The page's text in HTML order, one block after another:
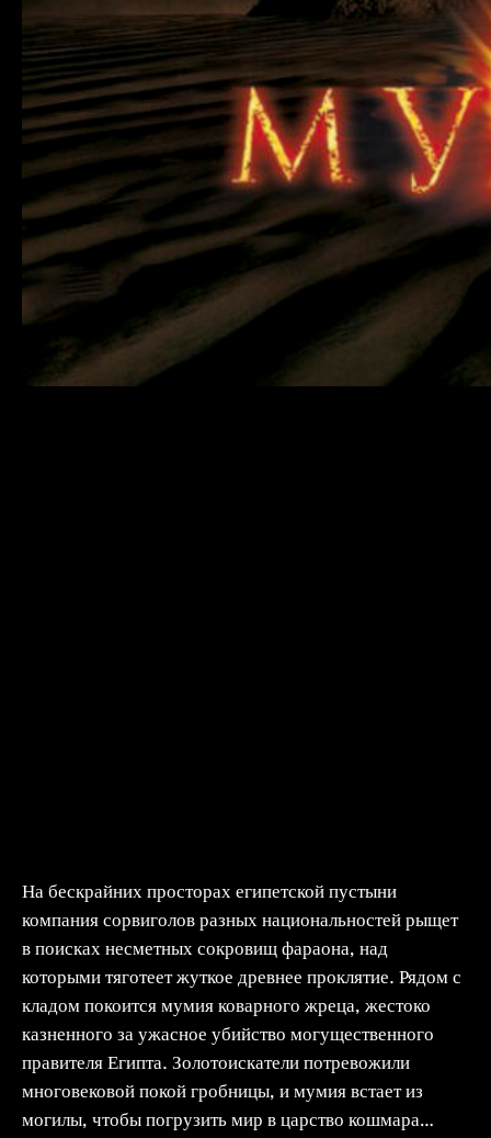
На бескрайних просторах египетской пустыни
компания сорвиголов разных национальностей рыщет
в поисках несметных сокровищ фараона, над
которыми тяготеет жуткое древнее проклятие. Рядом с
кладом покоится мумия коварного жреца, жестоко
казненного за ужасное убийство могущественного
правителя Египта. Золотоискатели потревожили
многовековой покой гробницы, и мумия встает из
могилы, чтобы погрузить мир в царство кошмара…